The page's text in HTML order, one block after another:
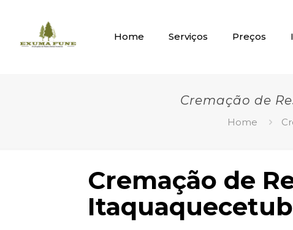
Home Serviços Preços
Cremação de
Home
Cremação de